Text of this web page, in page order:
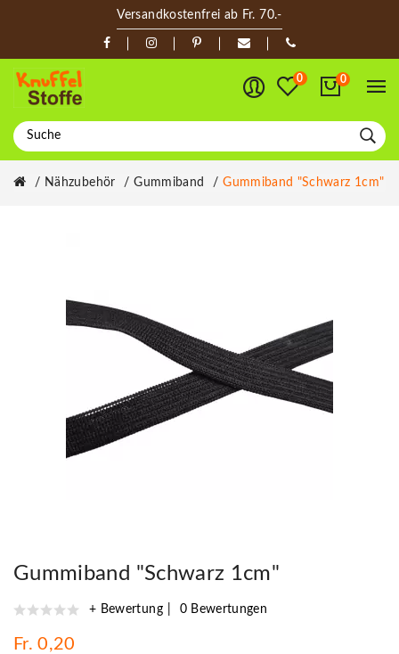
Versandkostenfrei ab Fr. 70.-
0 0
Nähzubehör Gummiband Gummiband "Schwarz 1cm"
Gummiband "Schwarz 1cm"
+ Bewertung 0 Bewertungen
Fr. 0,20